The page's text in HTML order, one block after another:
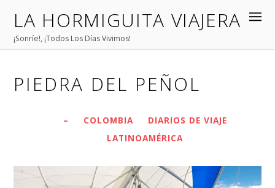
LA HORMIGUITA VIAJERA
¡Sonríe!, ¡Todos Los Días Vivimos!
PIEDRA DEL PEÑOL
– COLOMBIA
DIARIOS DE VIAJE
LATINOAMÉRICA